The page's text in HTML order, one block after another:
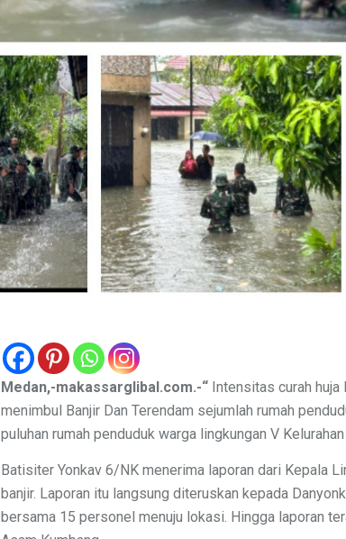
Medan,-makassarglibal.com.-“ Intensitas curah
menimbul Banjir Dan Terendam sejumlah rumah
puluhan rumah penduduk warga lingkungan V
Batisiter Yonkav 6/NK menerima laporan dari Kepala
banjir. Laporan itu langsung diteruskan kepada
bersama 15 personel menuju lokasi. Hingga laporan